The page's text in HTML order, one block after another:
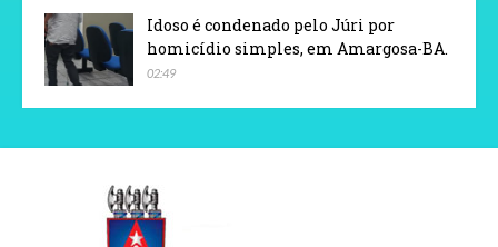
Idoso é condenado pelo Júri por
homicídio simples, em Amargosa-BA.
02:49